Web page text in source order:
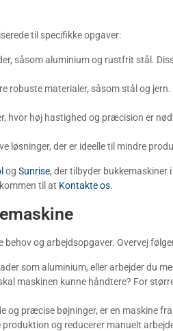
til specifikke opgaver:
såsom aluminium og rustfrit stål.
robuste materialer, såsom stål og
hvor høj hastighed og præcision er
løsninger, der er ideelle til mindre
og Sunrise, der tilbyder bukkemaskiner
til at Kontakte os.
og arbejdsopgaver. Overvej
som aluminium, eller arbejder du
maskinen kunne håndtere? For
og præcise bøjninger, er en maskine fra
og reducerer manuelt